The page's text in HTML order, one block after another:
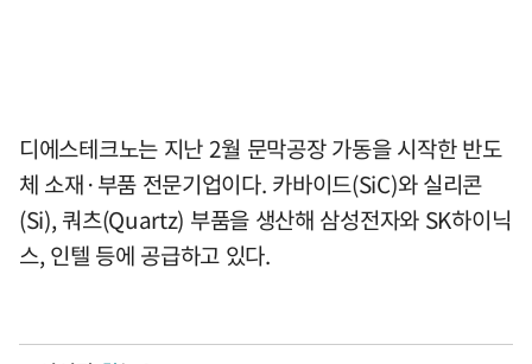
디에스테크노는 지난 2월 문막공장 가동을 시작한 반도
체 소재·부품 전문기업이다. 카바이드(SiC)와 실리콘
(Si), 쿼츠(Quartz) 부품을 생산해 삼성전자와 SK하이닉
스, 인텔 등에 공급하고 있다.